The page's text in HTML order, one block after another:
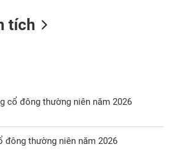
tích
cổ đông thường niên năm 2026
đông thường niên năm 2026